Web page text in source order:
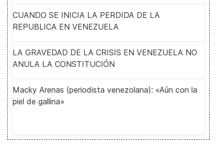
CUANDO SE INICIA LA PERDIDA DE LA
REPUBLICA EN VENEZUELA
LA GRAVEDAD DE LA CRISIS EN VENEZUELA NO
ANULA LA CONSTITUCIÓN
Macky Arenas (periodista venezolana): «Aún con la
piel de gallina»